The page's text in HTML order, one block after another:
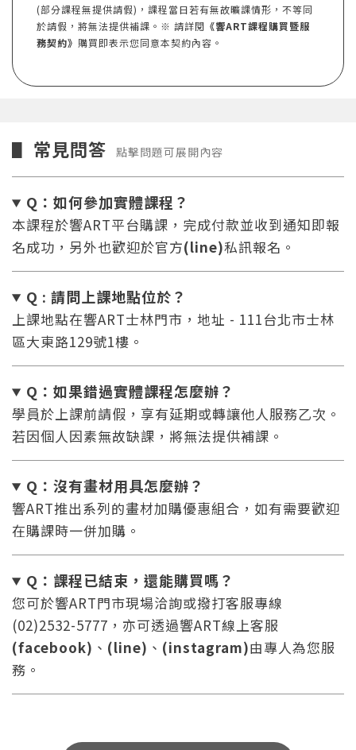
您將收到一封Email，請依照信件中的指示重新登
重設密碼
系統偵測到您的帳號重複登入，
點擊下方「確定」將前一位使用者強制登出。
確定
取消
(部分課程無提供請假)，課程當日若有無故曠課情形，不等同
於請假，將無法提供補課。※ 請詳閱 《響ART課程購買暨服
務契約》 購買即表示您同意本契約內容。
▋ 常見問答 點擊問題可展開內容
Q：如何參加實體課程？
本課程於響ART平台購課，完成付款並收到通知即報
名成功，另外也歡迎於官方(line)私訊報名。
Q : 請問上課地點位於？
上課地點在響ART士林門市，地址 - 111台北市士林
區大東路129號1樓。
Q：如果錯過實體課程怎麼辦？
學員於上課前請假，享有延期或轉讓他人服務乙次。
若因個人因素無故缺課，將無法提供補課。
Q：沒有畫材用具怎麼辦？
響ART推出系列的畫材加購優惠組合，如有需要歡迎
在購課時一併加購。
Q：課程已結束，還能購買嗎？
您可於響ART門市現場洽詢或撥打客服專線
(02)2532-5777，亦可透過響ART線上客服
(facebook) 、 (line) 、 (instagram)由專人為您服
務。